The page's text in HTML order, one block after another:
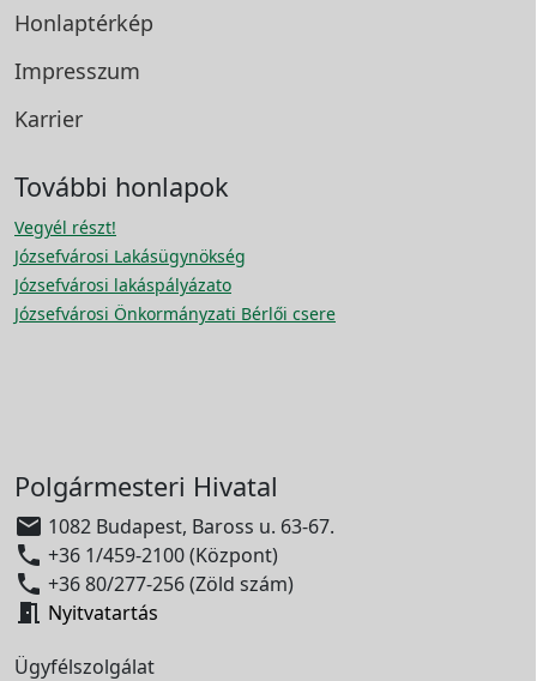
Honlaptérkép
Impresszum
Karrier
További honlapok
Vegyél részt!
Józsefvárosi Lakásügynökség
Józsefvárosi lakáspályázato
Józsefvárosi Önkormányzati Bérlői csere
Polgármesteri Hivatal
 1082 Budapest, Baross u. 63-67.
 +36 1/459-2100 (Központ)
 +36 80/277-256 (Zöld szám)
 Nyitvatartás
Ügyfélszolgálat